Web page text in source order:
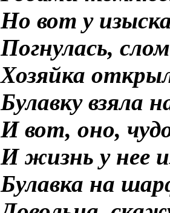
Но вот у
Погнулась,
Хозяйка
Булавку взяла
И вот, оно,
И жизнь у нее
Булавка на